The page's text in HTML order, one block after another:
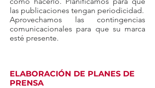
las publicaciones tengan periodicidad.
Aprovechamos las contingencias
comunicacionales para que su marca
esté presente.
ELABORACIÓN DE PLANES DE
PRENSA